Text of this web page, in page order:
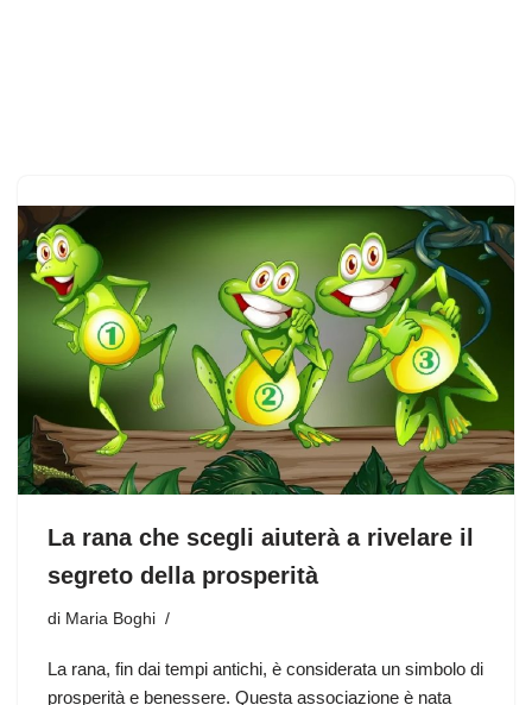
La rana che scegli aiuterà a rivelare il
segreto della prosperità
di Maria Boghi
La rana, fin dai tempi antichi, è considerata un simbolo di
prosperità e benessere. Questa associazione è nata